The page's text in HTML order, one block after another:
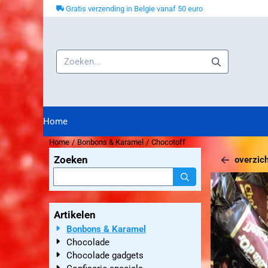
Cookievoorkeuren zijn beschikbaar. Kies instellingen of sta alle
Gratis verzending in Belgie vanaf 50 euro
Zoeken
Home
Home / Bonbons & Karamel / Chocotoff
Zoeken
Artikelen
Bonbons & Karamel
Chocolade
Chocolade gadgets